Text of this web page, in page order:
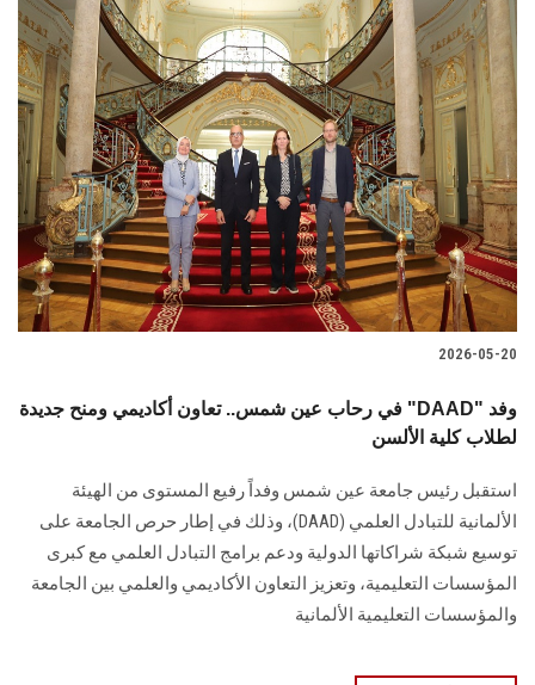
2026-05-20
في رحاب عين شمس.. تعاون أكاديمي ومنح جديدة "DAAD" وفد
لطلاب كلية الألسن
استقبل رئيس جامعة عين شمس وفداً رفيع المستوى من الهيئة
الألمانية للتبادل العلمي (DAAD)، وذلك في إطار حرص الجامعة على
توسيع شبكة شراكاتها الدولية ودعم برامج التبادل العلمي مع كبرى
المؤسسات التعليمية، وتعزيز التعاون الأكاديمي والعلمي بين الجامعة
والمؤسسات التعليمية الألمانية